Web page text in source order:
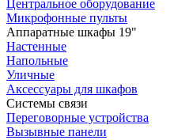
Центральное оборудование
Микрофонные пульты
Аппаратные шкафы 19"
Настенные
Напольные
Уличные
Аксессуары для шкафов
Системы связи
Переговорные устройства
Вызывные панели